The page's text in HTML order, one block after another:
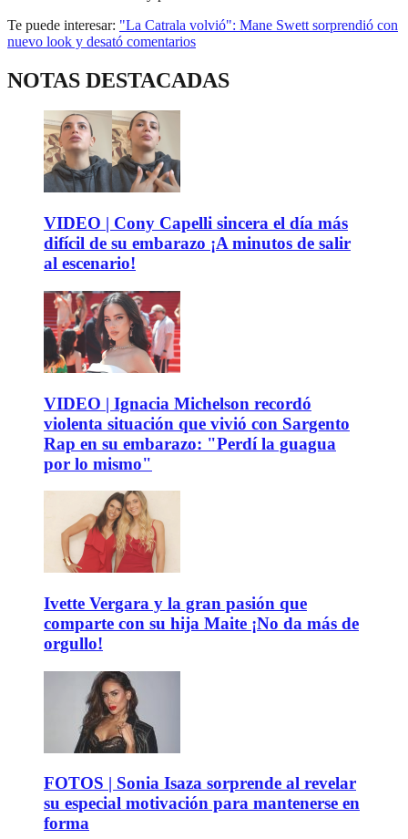
Te puede interesar: "La Catrala volvió": Mane Swett sorprendió con
nuevo look y desató comentarios
NOTAS DESTACADAS
VIDEO | Cony Capelli sincera el día más
difícil de su embarazo ¡A minutos de salir
al escenario!
VIDEO | Ignacia Michelson recordó
violenta situación que vivió con Sargento
Rap en su embarazo: "Perdí la guagua
por lo mismo"
Ivette Vergara y la gran pasión que
comparte con su hija Maite ¡No da más de
orgullo!
FOTOS | Sonia Isaza sorprende al revelar
su especial motivación para mantenerse en
forma